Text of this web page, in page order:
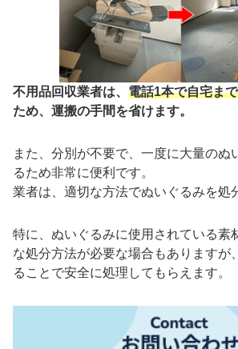
不用品回収業者は、 電話1本で自宅ま
ため、運搬の手間を省けます。
また、分別が不要で、一度に大量のぬ
るため非常に便利です。
業者は、適切な方法でぬいぐるみを処
特に、ぬいぐるみに使用されている素
な処分方法が必要な場合もありますが
ることで安全に処理してもらえます。